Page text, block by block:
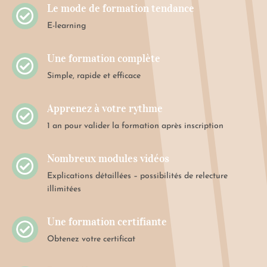
 Le mode de formation tendance
E-learning
 Une formation complète
Simple, rapide et efficace
 Apprenez à votre rythme
1 an pour valider la formation après inscription
 Nombreux modules vidéos
Explications détaillées – possibilités de relecture
illimitées
 Une formation certifiante
Obtenez votre certificat